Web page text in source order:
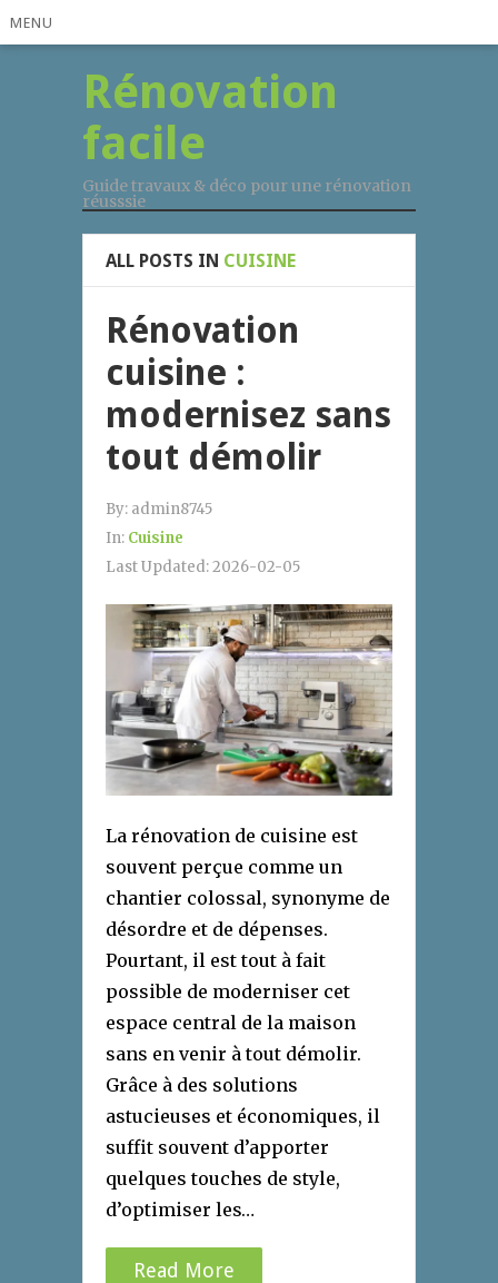
MENU
Rénovation
facile
Guide travaux & déco pour une rénovation
réusssie
ALL POSTS IN CUISINE
Rénovation
cuisine :
modernisez sans
tout démolir
By: admin8745
In: Cuisine
Last Updated:2026-02-05
La rénovation de cuisine est
souvent perçue comme un
chantier colossal, synonyme de
désordre et de dépenses.
Pourtant, il est tout à fait
possible de moderniser cet
espace central de la maison
sans en venir à tout démolir.
Grâce à des solutions
astucieuses et économiques, il
suffit souvent d’apporter
quelques touches de style,
d’optimiser les…
Read More